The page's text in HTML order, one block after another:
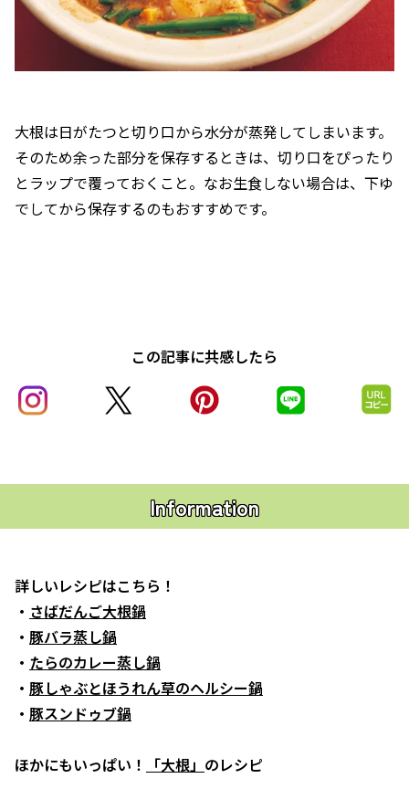
大根は日がたつと切り口から水分が蒸発してしまいます。
そのため余った部分を保存するときは、切り口をぴったり
とラップで覆っておくこと。なお生食しない場合は、下ゆ
でしてから保存するのもおすすめです。
この記事に共感したら
Information
詳しいレシピはこちら！
・ さばだんご大根鍋
・ 豚バラ蒸し鍋
・ たらのカレー蒸し鍋
・ 豚しゃぶとほうれん草のヘルシー鍋
・ 豚スンドゥブ鍋
ほかにもいっぱい！ 「大根」 のレシピ